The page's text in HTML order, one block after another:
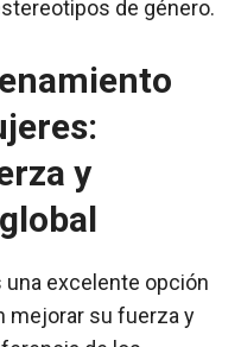
de género.
y
excelente opción
mejorar su fuerza y